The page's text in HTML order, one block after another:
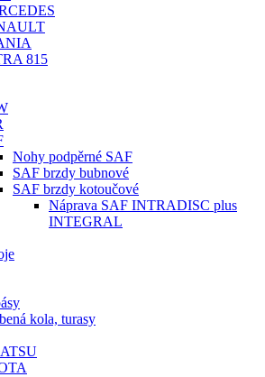
815
Nohy podpěrné SAF
SAF brzdy bubnové
SAF brzdy kotoučové
Náprava SAF INTRADISC plus
INTEGRAL
kola, turasy